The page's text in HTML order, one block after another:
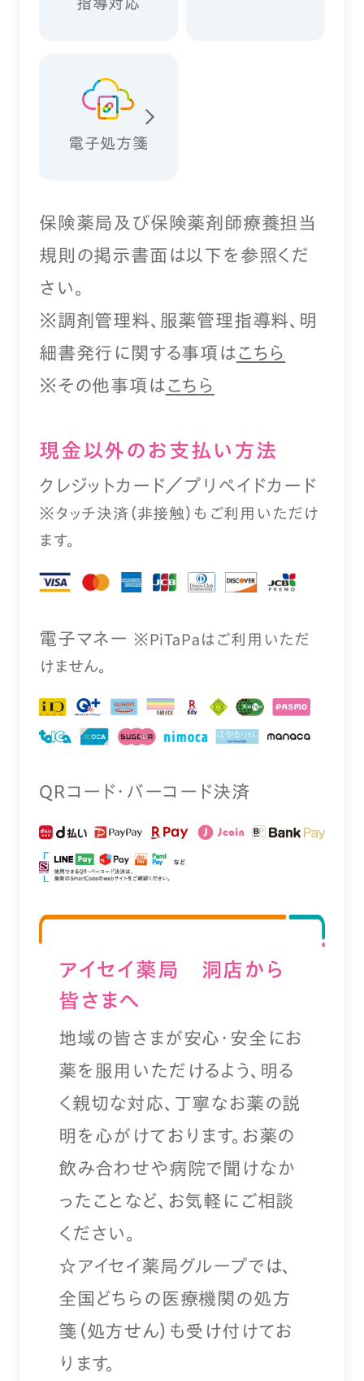
電子処方箋
保険薬局及び保険薬剤師療養担当
規則の掲示書面は以下を参照くだ
さい。
※調剤管理料、服薬管理指導料、明
細書発行に関する事項は こちら
※その他事項は こちら
現⾦以外のお⽀払い⽅法
クレジットカード／プリペイドカード
※タッチ決済（⾮接触）もご利⽤いただけ
ます。
電⼦マネー ※PiTaPaはご利⽤いただ
けません。
QRコード・バーコード決済
アイセイ薬局 洞店から
皆さまへ
地域の皆さまが安心・安全にお
薬を服用いただけるよう、明る
く親切な対応、丁寧なお薬の説
明を心がけております。お薬の
飲み合わせや病院で聞けなか
ったことなど、お気軽にご相談
ください。
☆アイセイ薬局グループでは、
全国どちらの医療機関の処方
箋（処方せん）も受け付けてお
ります。